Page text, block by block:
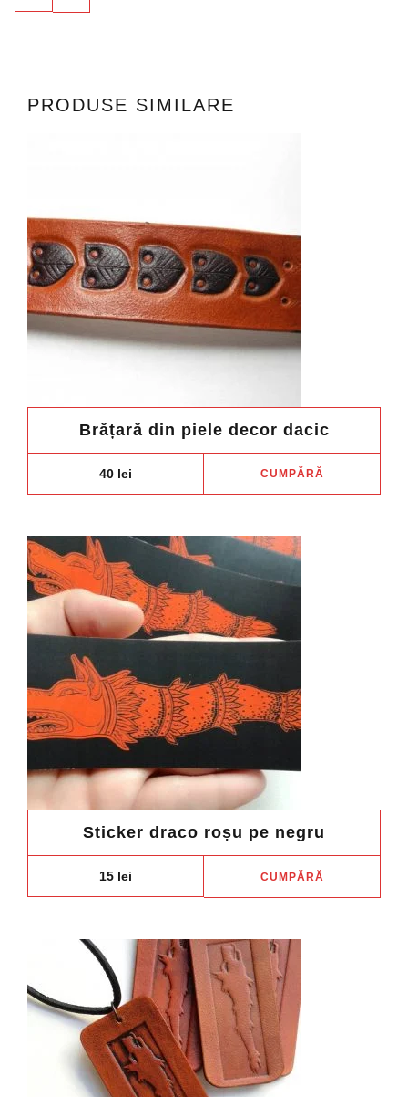
PRODUSE SIMILARE
Brățară din piele decor dacic
40 lei CUMPĂRĂ
Sticker draco roșu pe negru
15 lei CUMPĂRĂ